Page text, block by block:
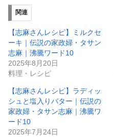
関連
【志麻さんレシピ】ミルクセ
ーキ｜伝説の家政婦・タサン
志麻｜沸騰ワード10
2025年8月20日
料理・レシピ
【志麻さんレシピ】ラディッ
シュと塩入りバター｜伝説の
家政婦・タサン志麻｜沸騰ワ
ード10
2025年7月24日